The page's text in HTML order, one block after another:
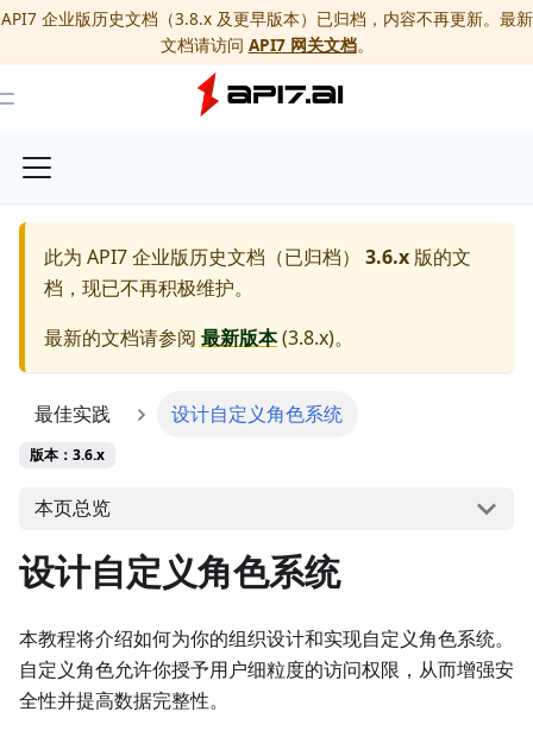
API7 企业版历史文档（3.8.x 及更早版本）已归档，内容不再更新。最新
文档请访问 API7 网关文档。
Toggle Menu
此为 API7 企业版历史文档（已归档） 3.6.x 版的文
档，现已不再积极维护。
最新的文档请参阅 最新版本(3.8.x)。
最佳实践 设计自定义角色系统
版本：3.6.x
本页总览
设计自定义角色系统
本教程将介绍如何为你的组织设计和实现自定义角色系统。
自定义角色允许你授予用户细粒度的访问权限，从而增强安
全性并提高数据完整性。